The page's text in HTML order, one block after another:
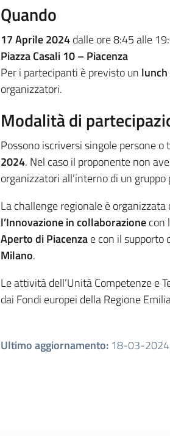
Quando
17 Aprile 2024dalle ore 8:45 alle
Piazza Casali 10 – Piacenza
Per i partecipanti è previsto un lunch
organizzatori.
Modalità di
Possono iscriversi singole persone
2024. Nel caso il proponente non
organizzatori all’interno di un
La challenge regionale è organizzata
l’Innovazione in collaborazionecon
Aperto di Piacenzae con il supporto
Milano.
Le attività dell’Unità Competenze e
dai Fondi europei della Regione
Ultimo aggiornamento: 18-03-